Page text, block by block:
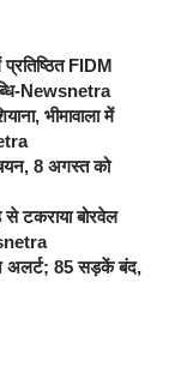
FIDM
Newsnetra
भीमावाला में
8 अगस्त को
टकराया बोरवेल
अलर्ट; 85 सड़कें बंद,